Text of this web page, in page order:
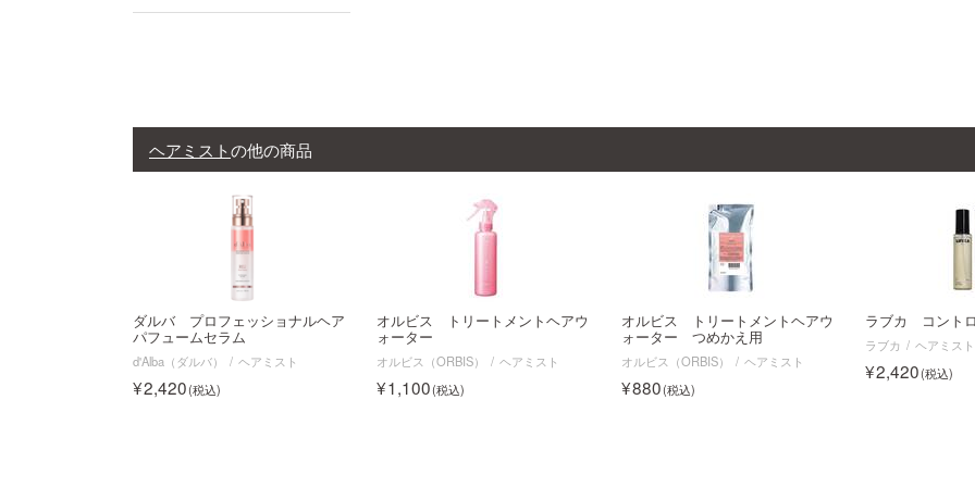
ヘアミストの他の商品
ダルバ プロフェッショナルヘア
パフュームセラム
d'Alba（ダルバ） ヘアミスト
2,420
オルビス トリートメントヘアウ
ォーター
オルビス（ORBIS） ヘアミスト
1,100
オルビス トリートメントヘアウ
ォーター つめかえ用
オルビス（ORBIS） ヘアミスト
880
ラブカ コント
ラブカ ヘアミスト
2,420